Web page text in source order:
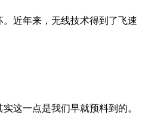
近年来，无线技术得到了飞速
这一点是我们早就预料到的。